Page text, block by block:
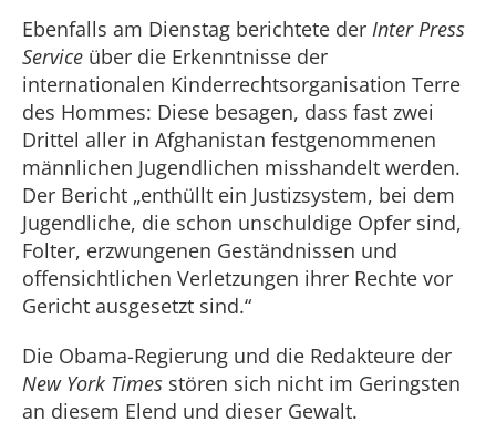
Ebenfalls am Dienstag berichtete der Inter Press
Service über die Erkenntnisse der
internationalen Kinderrechtsorganisation Terre
des Hommes: Diese besagen, dass fast zwei
Drittel aller in Afghanistan festgenommenen
männlichen Jugendlichen misshandelt werden.
Der Bericht „enthüllt ein Justizsystem, bei dem
Jugendliche, die schon unschuldige Opfer sind,
Folter, erzwungenen Geständnissen und
offensichtlichen Verletzungen ihrer Rechte vor
Gericht ausgesetzt sind.“
Die Obama-Regierung und die Redakteure der
New York Times stören sich nicht im Geringsten
an diesem Elend und dieser Gewalt.